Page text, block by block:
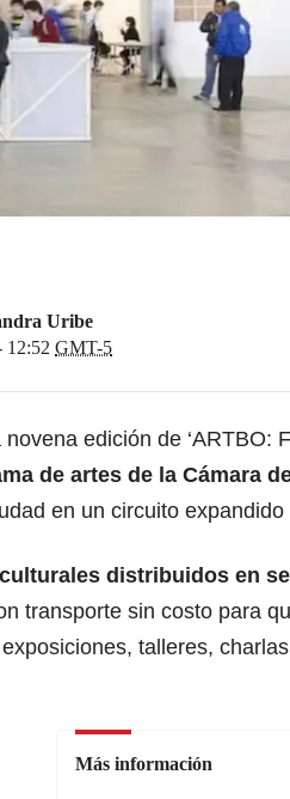
Uribe
12:52 GMT-5
edición de ‘ARTBO:
de artes de la Cámara
en un circuito expandido
distribuidos en
transporte sin costo para
talleres,
Más información